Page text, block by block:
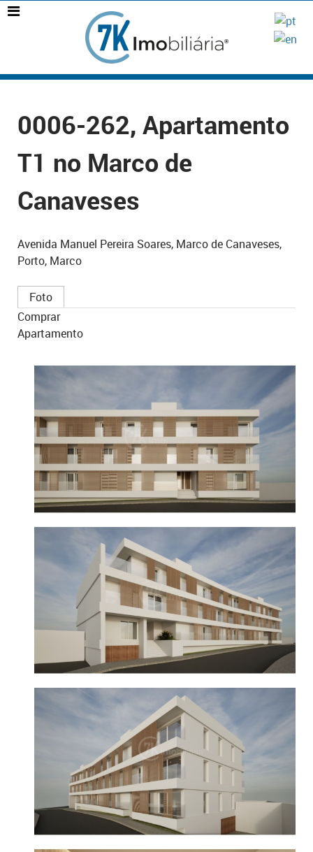
0006-262, Apartamento
T1 no Marco de
Canaveses
Avenida Manuel Pereira Soares, Marco de Canaveses,
Porto, Marco
Foto
Comprar
Apartamento